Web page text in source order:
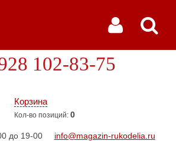
Корзина
Кол-во позиций: 0
102-83-75
до 19-00 info@magazin-rukodelia.ru